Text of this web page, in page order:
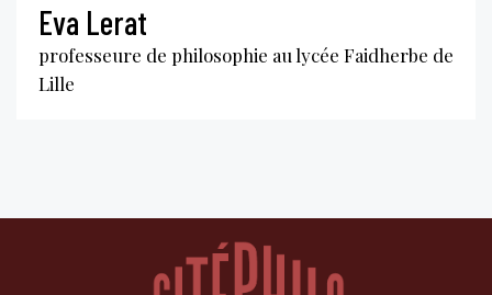
Eva Lerat
professeure de philosophie au lycée Faidherbe de
Lille